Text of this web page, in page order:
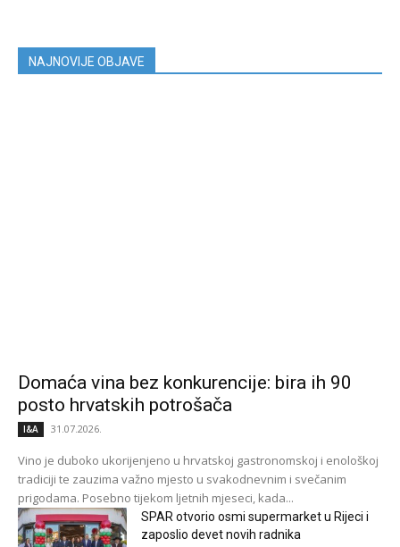
NAJNOVIJE OBJAVE
Domaća vina bez konkurencije: bira ih 90
posto hrvatskih potrošača
I&A 31.07.2026.
Vino je duboko ukorijenjeno u hrvatskoj gastronomskoj i enološkoj
tradiciji te zauzima važno mjesto u svakodnevnim i svečanim
prigodama. Posebno tijekom ljetnih mjeseci, kada...
SPAR otvorio osmi supermarket u Rijeci i
zaposlio devet novih radnika